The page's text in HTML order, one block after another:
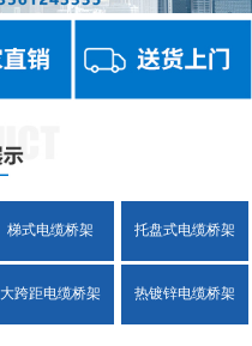
梯式电缆桥架 托盘式电缆桥架
大跨距电缆桥架 热镀锌电缆桥架